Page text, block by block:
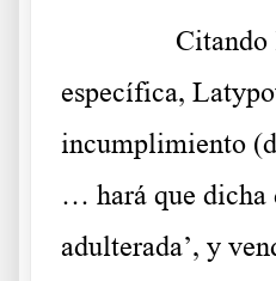
Citando
específica,
incumplimiento
… hará que dicha
adulterada’, y